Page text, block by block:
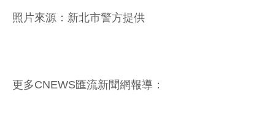
照片來源：新北市警方提供
更多CNEWS匯流新聞網報導：